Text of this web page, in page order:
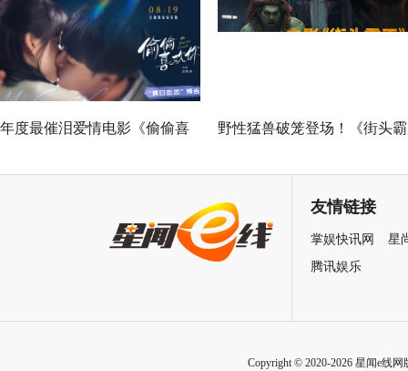
年度最催泪爱情电影《偷偷喜 野性猛兽破笼登场！《街头霸
单人预告释出 杰森·莫玛回旋
招式炸裂
友情链接
掌娱快讯网
星
腾讯娱乐
Copyright © 2020-2026 星闻e线